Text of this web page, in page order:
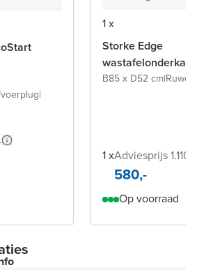
|
1 x
Storke Edge
wastafelonderkast
B85 x D52 cm|Ruwe
1 xAdviesprijs 1.110,-
580,-
Op voorraad